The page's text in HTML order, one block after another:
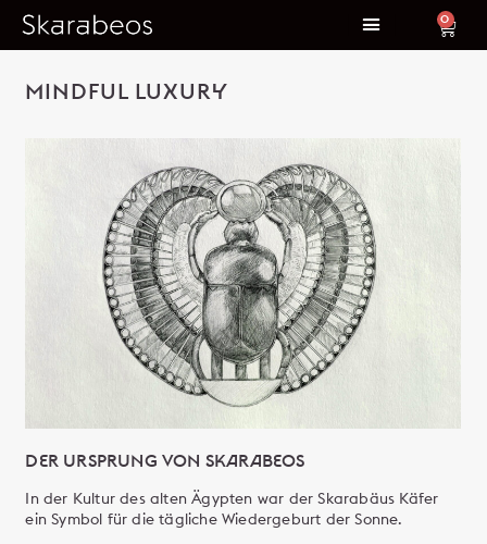
0
MINDFUL LUXURY
DER URSPRUNG VON SKARABEOS
In der Kultur des alten Ägypten war der Skarabäus Käfer
ein Symbol für die tägliche Wiedergeburt der Sonne.